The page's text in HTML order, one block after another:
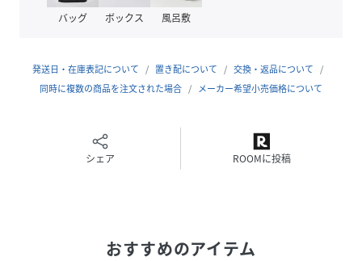
これさえ羽織っておけばオシャレに見える！シンプルになり
■Detail
袖はロールアップしたようなデザインで二の腕をすっきり見
せてくれます♪
シアー感のある薄めの軽い生地感。
バッグ ボックス 風呂敷
発送日・在庫表記について 置き配について
交換・返品について
同時に複数の商品を注文された場合
メーカー希望小売価格について
シェア ROOMに投稿
おすすめのアイテム